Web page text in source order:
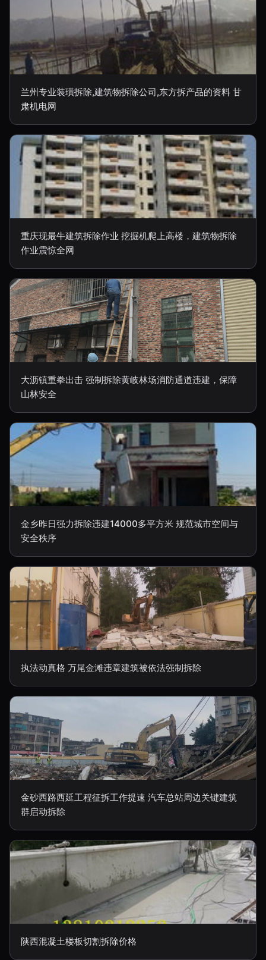
兰州专业装璜拆除,建筑物拆除公司,东方拆产品的资料 甘
肃机电网
重庆现最牛建筑拆除作业 挖掘机爬上高楼，建筑物拆除
作业震惊全网
大沥镇重拳出击 强制拆除黄岐林场消防通道违建，保障
山林安全
金乡昨日强力拆除违建14000多平方米 规范城市空间与
安全秩序
执法动真格 万尾金滩违章建筑被依法强制拆除
金砂西路西延工程征拆工作提速 汽车总站周边关键建筑
群启动拆除
陕西混凝土楼板切割拆除价格